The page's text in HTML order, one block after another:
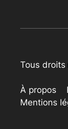
Tous droits
À propos
Mentions